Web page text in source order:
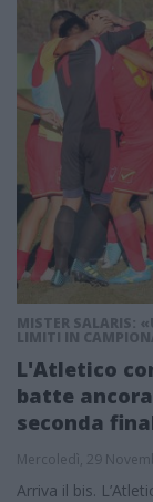
MISTER SALARIS:
LIMITI IN
L'Atletico
batte
seconda
Mercoledì, 29
Arriva il bis.